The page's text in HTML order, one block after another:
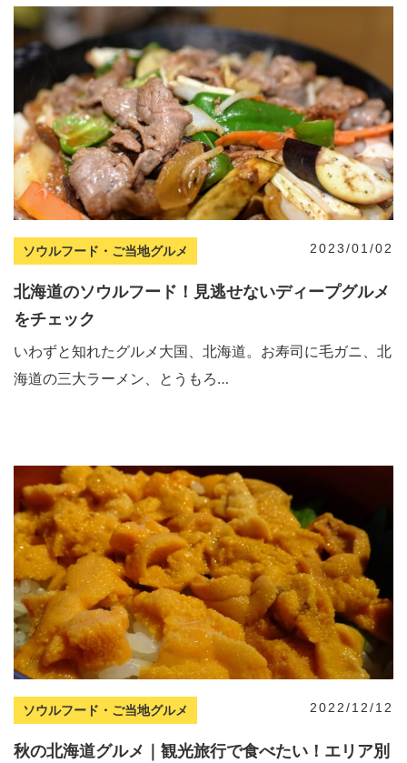
ソウルフード・ご当地グルメ 2023/01/02
北海道のソウルフード！見逃せないディープグルメ
をチェック
いわずと知れたグルメ大国、北海道。お寿司に毛ガニ、北
海道の三大ラーメン、とうもろ…
ソウルフード・ご当地グルメ 2022/12/12
秋の北海道グルメ｜観光旅行で食べたい！エリア別